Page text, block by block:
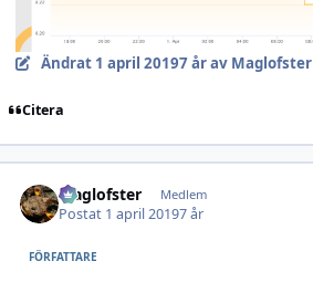
Ändrat 1 april 20197 årav Maglofster
Citera
Maglofster Medlem
Postat 1 april 20197 år
FÖRFATTARE